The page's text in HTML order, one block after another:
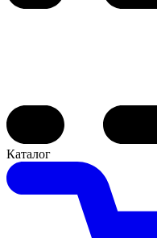
Каталог